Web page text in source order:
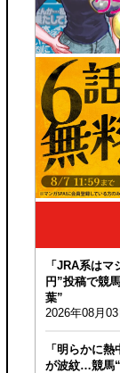
「JRA系は
円”投稿で競
葉”
2026年08月03
「明らかに
が波紋…競馬